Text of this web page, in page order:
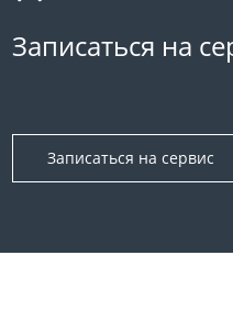
Записаться на
Записаться на сервис